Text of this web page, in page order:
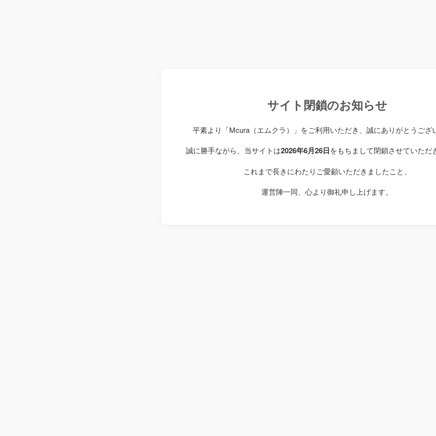
サイト閉鎖のお知らせ
平素より「Mcura（エムクラ）」をご利用いただき、誠にありがとうござ
誠に勝手ながら、当サイトは2026年6月26日をもちまして閉鎖させていただ
これまで長きにわたりご愛顧いただきましたこと、
運営陣一同、心より御礼申し上げます。